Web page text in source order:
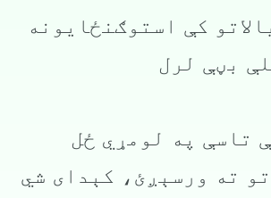
کې استوګنځایونه
بڼې لرل
تاسې په لومړي ځل
ته ورسېږئ، کېدای شي